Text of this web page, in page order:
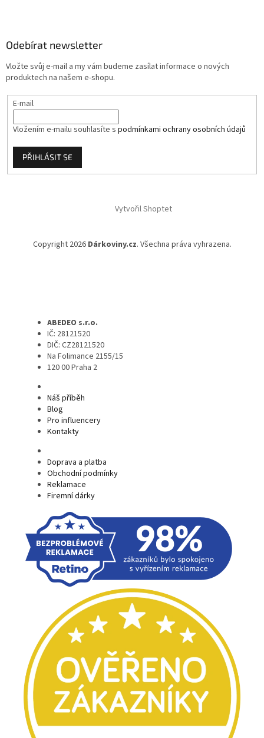
Odebírat newsletter
Vložte svůj e-mail a my vám budeme zasílat informace o nových
produktech na našem e-shopu.
E-mail
Vložením e-mailu souhlasíte s podmínkami ochrany osobních údajů
PŘIHLÁSIT SE
Vytvořil Shoptet
Copyright 2026 Dárkoviny.cz. Všechna práva vyhrazena.
ABEDEO s.r.o.
IČ: 28121520
DIČ: CZ28121520
Na Folimance 2155/15
120 00 Praha 2
Náš příběh
Blog
Pro influencery
Kontakty
Doprava a platba
Obchodní podmínky
Reklamace
Firemní dárky